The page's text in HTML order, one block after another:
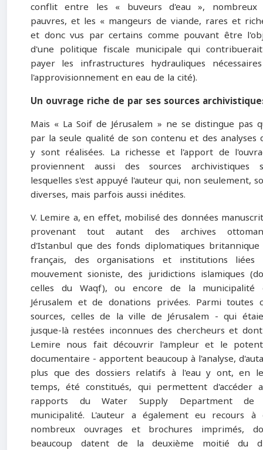
conflit entre les « buveurs d'eau »,
pauvres, et les « mangeurs de viande, rares et
et donc vus par certains comme pouvant être
d'une politique fiscale municipale qui
payer les infrastructures hydrauliques
l'approvisionnement en eau de la cité).
Un ouvrage riche de par ses sources
Mais « La Soif de Jérusalem » ne se distingue pas
par la seule qualité de son contenu et des analyses
y sont réalisées. La richesse et l'apport de
proviennent aussi des sources archivistiques
lesquelles s'est appuyé l'auteur qui, non seulement,
diverses, mais parfois aussi inédites.
V. Lemire a, en effet, mobilisé des données
provenant tout autant des archives
d'Istanbul que des fonds diplomatiques
français, des organisations et institutions liées
mouvement sioniste, des juridictions islamiques
celles du Waqf), ou encore de la municipalité
Jérusalem et de donations privées. Parmi toutes
sources, celles de la ville de Jérusalem - qui
jusque-là restées inconnues des chercheurs et
Lemire nous fait découvrir l'ampleur et le
documentaire - apportent beaucoup à l'analyse,
plus que des dossiers relatifs à l'eau y ont, en
temps, été constitués, qui permettent d'accéder
rapports du Water Supply Department de
municipalité. L'auteur a également eu recours à
nombreux ouvrages et brochures imprimés,
beaucoup datent de la deuxième moitié du